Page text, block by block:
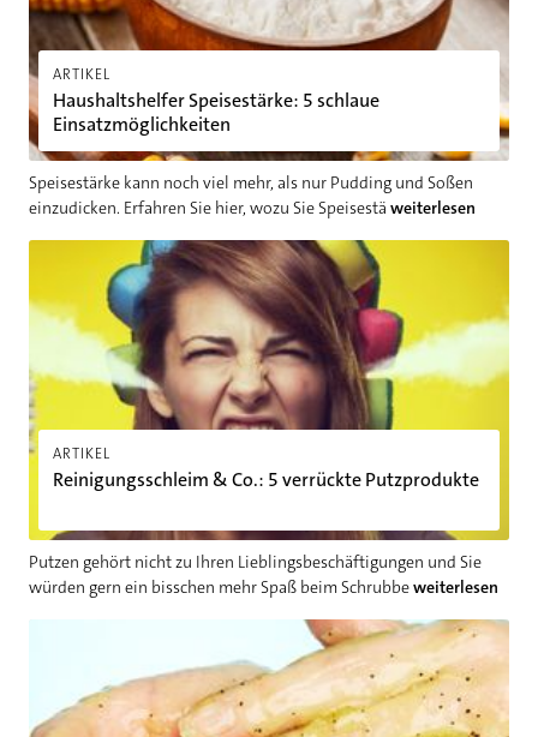
ARTIKEL
Haushaltshelfer Speisestärke: 5 schlaue
Einsatzmöglichkeiten
Speisestärke kann noch viel mehr, als nur Pudding und Soßen
einzudicken. Erfahren Sie hier, wozu Sie Speisestä weiterlesen
ARTIKEL
Reinigungsschleim & Co.: 5 verrückte Putzprodukte
Putzen gehört nicht zu Ihren Lieblingsbeschäftigungen und Sie
würden gern ein bisschen mehr Spaß beim Schrubbeweiterlesen
Reinigungsschleim & Co.: 5 verrückte Putzprodukte
Verstecktes Mikroplastik: So können Sie es erkennen und